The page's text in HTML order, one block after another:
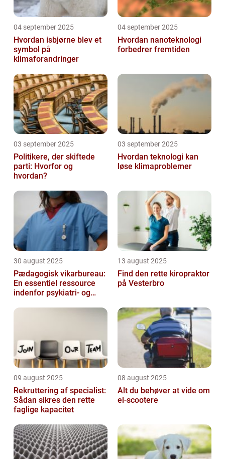
04 september 2025
Hvordan isbjørne blev et
symbol på
klimaforandringer
04 september 2025
Hvordan nanoteknologi
forbedrer fremtiden
03 september 2025
Politikere, der skiftede
parti: Hvorfor og
hvordan?
03 september 2025
Hvordan teknologi kan
løse klimaproblemer
30 august 2025
Pædagogisk vikarbureau:
En essentiel ressource
indenfor psykiatri- og
13 august 2025
Find den rette kiropraktor
på Vesterbro
09 august 2025
Rekruttering af specialist:
Sådan sikres den rette
faglige kapacitet
08 august 2025
Alt du behøver at vide om
el-scootere